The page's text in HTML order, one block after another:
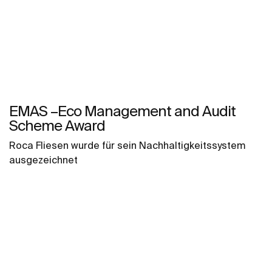
EMAS –Eco Management and Audit
Scheme Award
Roca Fliesen wurde für sein Nachhaltigkeitssystem
ausgezeichnet